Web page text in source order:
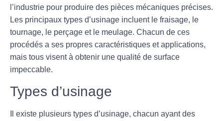
l’industrie pour produire des pièces mécaniques précises.
Les principaux types d’usinage incluent le fraisage, le
tournage, le perçage et le meulage. Chacun de ces
procédés a ses propres caractéristiques et applications,
mais tous visent à obtenir une qualité de surface
impeccable.
Types d’usinage
Il existe plusieurs types d’usinage, chacun ayant des